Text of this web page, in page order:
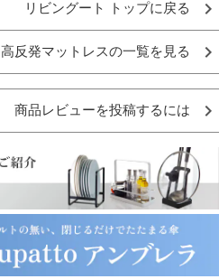
リビングート トップに戻る
高反発マットレスの一覧を見る
商品レビューを投稿するには